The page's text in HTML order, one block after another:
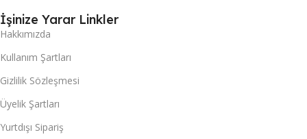
İşinize Yarar Linkler
Hakkımızda
Kullanım Şartları
Gizlilik Sözleşmesi
Üyelik Şartları
Yurtdışı Sipariş